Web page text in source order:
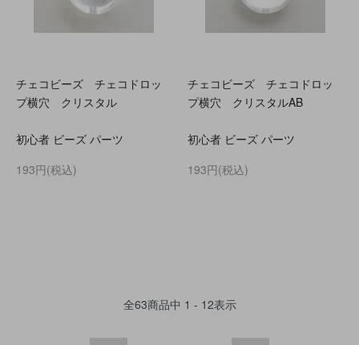
チェコビーズ チェコドロッ
プ横穴 クリスタル
初心者 ビーズ パーツ
193円(税込)
チェコビーズ チェコドロッ
プ横穴 クリスタルAB
初心者 ビーズ パーツ
193円(税込)
全63商品中 1 - 12表示